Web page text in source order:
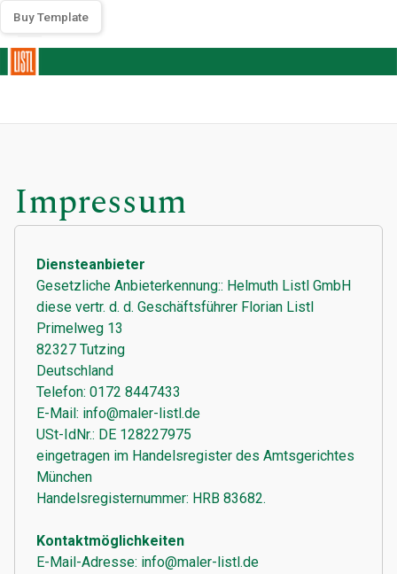
Impressum
Diensteanbieter
Gesetzliche Anbieterkennung:: Helmuth Listl GmbH
diese vertr. d. d. Geschäftsführer Florian Listl
Primelweg 13
82327 Tutzing
Deutschland
Telefon: 0172 8447433
E-Mail: info@maler-listl.de
USt-IdNr.: DE 128227975
eingetragen im Handelsregister des Amtsgerichtes
München
Handelsregisternummer: HRB 83682.
Kontaktmöglichkeiten
E-Mail-Adresse: info@maler-listl.de
Buy Template